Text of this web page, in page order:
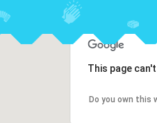
This page
Do you own this